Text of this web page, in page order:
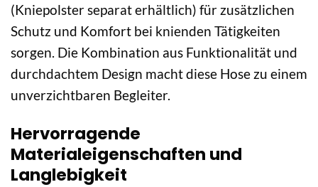
(Kniepolster separat erhältlich) für zusätzlichen
Schutz und Komfort bei knienden Tätigkeiten
sorgen. Die Kombination aus Funktionalität und
durchdachtem Design macht diese Hose zu einem
unverzichtbaren Begleiter.
Hervorragende
Materialeigenschaften und
Langlebigkeit